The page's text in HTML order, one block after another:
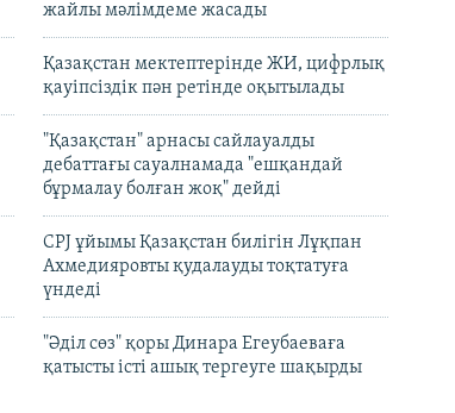
жайлы мәлімдеме жасады
Қазақстан мектептерінде ЖИ, цифрлық
қауіпсіздік пән ретінде оқытылады
"Қазақстан" арнасы сайлауалды
дебаттағы сауалнамада "ешқандай
бұрмалау болған жоқ" дейді
CPJ ұйымы Қазақстан билігін Лұқпан
Ахмедияровты қудалауды тоқтатуға
үндеді
"Әділ сөз" қоры Динара Егеубаеваға
қатысты істі ашық тергеуге шақырды